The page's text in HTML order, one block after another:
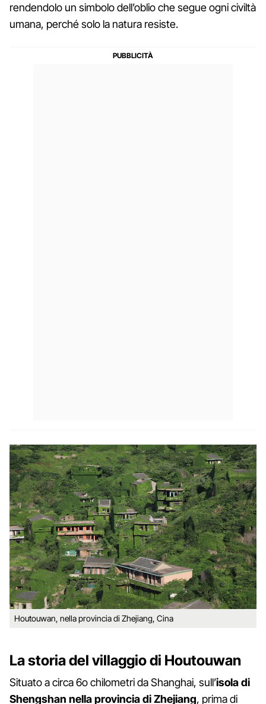
rendendolo un simbolo dell’oblio che segue ogni civiltà
umana, perché solo la natura resiste.
Houtouwan, nella provincia di Zhejiang, Cina
La storia del villaggio di Houtouwan
Situato a circa 6o chilometri da Shanghai, sull’isola di
Shengshan nella provincia di Zhejiang, prima di